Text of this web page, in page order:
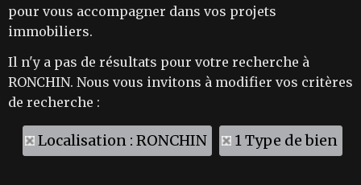
pour vous accompagner dans vos projets
immobiliers.
Il n'y a pas de résultats pour votre recherche à
RONCHIN. Nous vous invitons à modifier vos critères
de recherche :
Localisation : RONCHIN 1 Type de bien